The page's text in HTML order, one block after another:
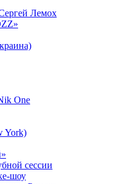
Лемох
One
York)
сессии
шоу